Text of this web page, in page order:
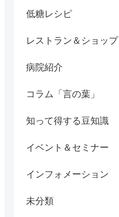
低糖レシピ
レストラン＆ショップ
病院紹介
コラム「言の葉」
知って得する豆知識
イベント＆セミナー
インフォメーション
未分類